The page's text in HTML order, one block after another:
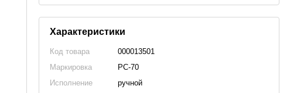
Характеристики
Код товара
000013501
Маркировка
РС-70
Исполнение
ручной